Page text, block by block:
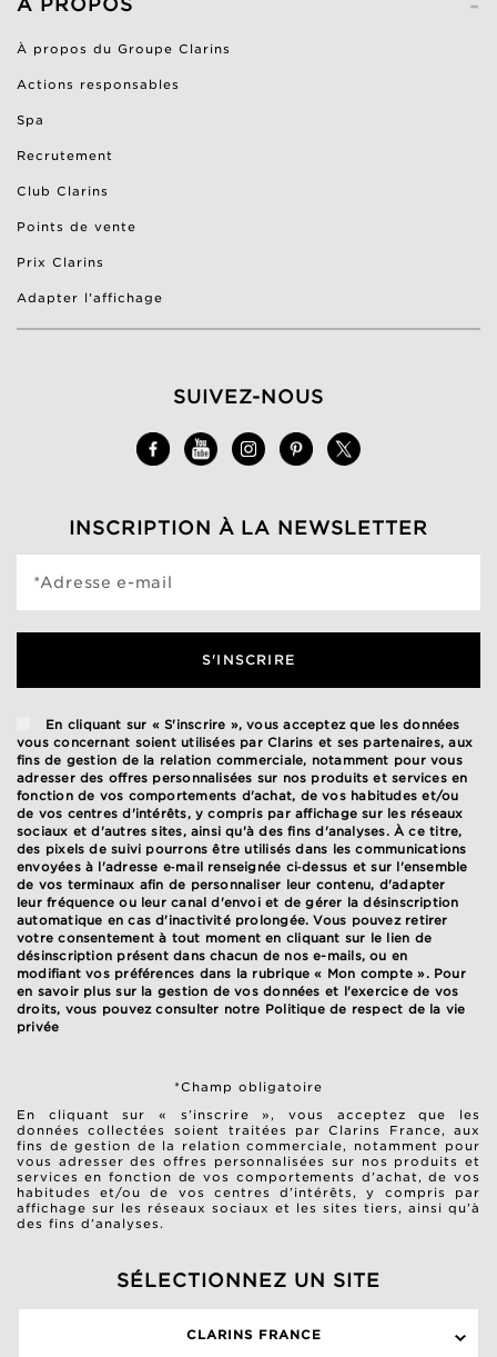
-
À PROPOS
À propos du Groupe Clarins
Actions responsables
Spa
Recrutement
Club Clarins
Points de vente
Prix Clarins
Adapter l'affichage
SUIVEZ-NOUS
INSCRIPTION À LA NEWSLETTER
*Adresse e-mail
S'INSCRIRE
En cliquant sur « S'inscrire », vous acceptez que les données
vous concernant soient utilisées par Clarins et ses partenaires, aux
fins de gestion de la relation commerciale, notamment pour vous
adresser des offres personnalisées sur nos produits et services en
fonction de vos comportements d'achat, de vos habitudes et/ou
de vos centres d'intérêts, y compris par affichage sur les réseaux
sociaux et d'autres sites, ainsi qu'à des fins d'analyses. À ce titre,
des pixels de suivi pourrons être utilisés dans les communications
envoyées à l'adresse e‑mail renseignée ci‑dessus et sur l'ensemble
de vos terminaux afin de personnaliser leur contenu, d'adapter
leur fréquence ou leur canal d'envoi et de gérer la désinscription
automatique en cas d'inactivité prolongée. Vous pouvez retirer
votre consentement à tout moment en cliquant sur le lien de
désinscription présent dans chacun de nos e-mails, ou en
modifiant vos préférences dans la rubrique « Mon compte ». Pour
en savoir plus sur la gestion de vos données et l'exercice de vos
droits, vous pouvez consulter notre Politique de respect de la vie
privée
*Champ obligatoire
En cliquant sur « s’inscrire », vous acceptez que les
données collectées soient traitées par Clarins France, aux
fins de gestion de la relation commerciale, notamment pour
vous adresser des offres personnalisées sur nos produits et
services en fonction de vos comportements d’achat, de vos
habitudes et/ou de vos centres d’intérêts, y compris par
affichage sur les réseaux sociaux et les sites tiers, ainsi qu’à
des fins d’analyses.
SÉLECTIONNEZ UN SITE
CLARINS FRANCE